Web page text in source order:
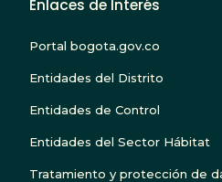
Enlaces de Interés
Portal bogota.gov.co
Entidades del Distrito
Entidades de Control
Entidades del Sector Hábitat
Tratamiento y protección de